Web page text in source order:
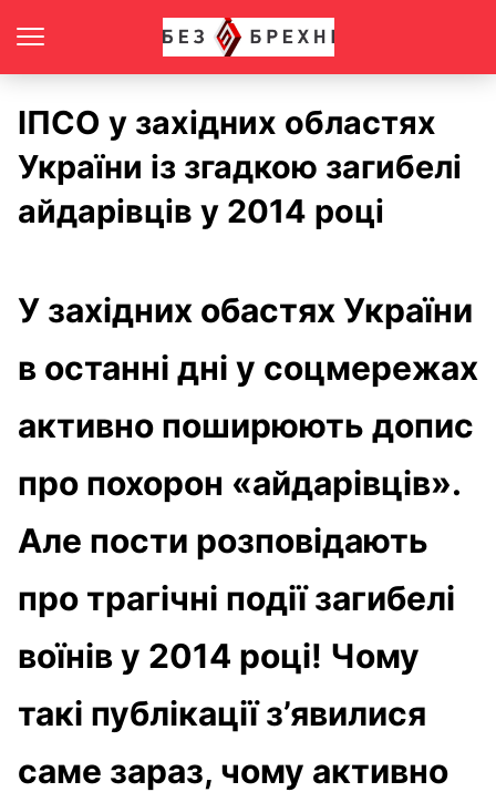
ІПСО у західних областях
України із згадкою загибелі
айдарівців у 2014 році
У західних обастях України
в останні дні у соцмережах
активно поширюють допис
про похорон «айдарівців».
Але пости розповідають
про трагічні події загибелі
воїнів у 2014 році! Чому
такі публікації з’явилися
саме зараз, чому активно